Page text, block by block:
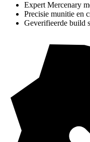
Expert Mercenary
Precisie munitie en
Geverifieerde build